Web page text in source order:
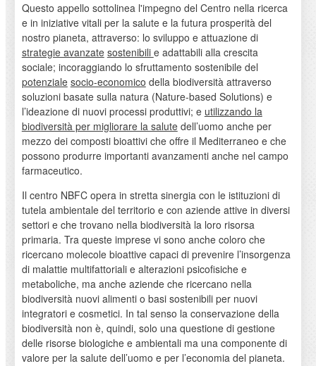
Questo appello sottolinea l'impegno del Centro nella ricerca
e in iniziative vitali per la salute e la futura prosperità del
nostro pianeta, attraverso: lo sviluppo e attuazione di
strategie avanzate sostenibili e adattabili alla crescita
sociale; incoraggiando lo sfruttamento sostenibile del
potenziale socio-economico della biodiversità attraverso
soluzioni basate sulla natura (Nature-based Solutions) e
l’ideazione di nuovi processi produttivi; e utilizzando la
biodiversità per migliorare la salutedell’uomo anche per
mezzo dei composti bioattivi che offre il Mediterraneo e che
possono produrre importanti avanzamenti anche nel campo
farmaceutico.
Il centro NBFC opera in stretta sinergia con le istituzioni di
tutela ambientale del territorio e con aziende attive in diversi
settori e che trovano nella biodiversità la loro risorsa
primaria. Tra queste imprese vi sono anche coloro che
ricercano molecole bioattive capaci di prevenire l’insorgenza
di malattie multifattoriali e alterazioni psicofisiche e
metaboliche, ma anche aziende che ricercano nella
biodiversità nuovi alimenti o basi sostenibili per nuovi
integratori e cosmetici. In tal senso la conservazione della
biodiversità non è, quindi, solo una questione di gestione
delle risorse biologiche e ambientali ma una componente di
valore per la salute dell’uomo e per l’economia del pianeta.